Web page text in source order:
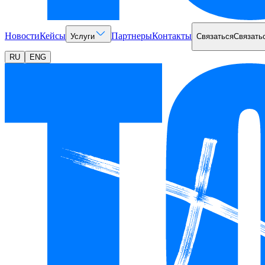
НовостиКейсы Услуги ПартнерыКонтакты Связаться
RU ENG